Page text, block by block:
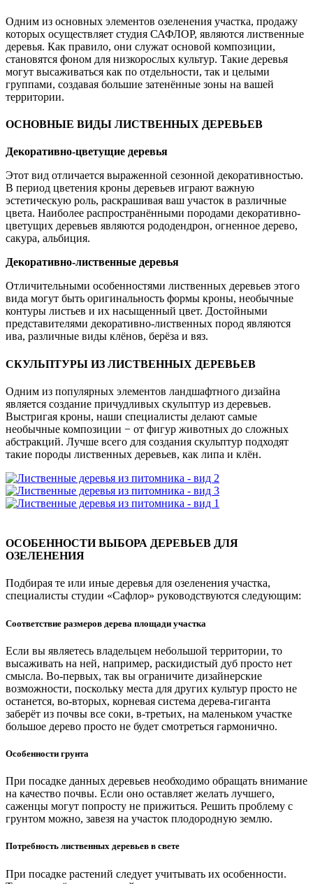
Одним из основных элементов озеленения участка, продажу
которых осуществляет студия САФЛОР, являются лиственные
деревья. Как правило, они служат основой композиции,
становятся фоном для низкорослых культур. Такие деревья
могут высаживаться как по отдельности, так и целыми
группами, создавая большие затенённые зоны на вашей
территории.
ОСНОВНЫЕ ВИДЫ ЛИСТВЕННЫХ ДЕРЕВЬЕВ
Декоративно-цветущие деревья
Этот вид отличается выраженной сезонной декоративностью.
В период цветения кроны деревьев играют важную
эстетическую роль, раскрашивая ваш участок в различные
цвета. Наиболее распространёнными породами декоративно-
цветущих деревьев являются рододендрон, огненное дерево,
сакура, альбиция.
Декоративно-лиственные деревья
Отличительными особенностями лиственных деревьев этого
вида могут быть оригинальность формы кроны, необычные
контуры листьев и их насыщенный цвет. Достойными
представителями декоративно-лиственных пород являются
ива, различные виды клёнов, берёза и вяз.
СКУЛЬПТУРЫ ИЗ ЛИСТВЕННЫХ ДЕРЕВЬЕВ
Одним из популярных элементов ландшафтного дизайна
является создание причудливых скульптур из деревьев.
Выстригая кроны, наши специалисты делают самые
необычные композиции − от фигур животных до сложных
абстракций. Лучше всего для создания скульптур подходят
такие породы лиственных деревьев, как липа и клён.
ОСОБЕННОСТИ ВЫБОРА ДЕРЕВЬЕВ ДЛЯ
ОЗЕЛЕНЕНИЯ
Подбирая те или иные деревья для озеленения участка,
специалисты студии «Сафлор» руководствуются следующим:
Соответствие размеров дерева площади участка
Если вы являетесь владельцем небольшой территории, то
высаживать на ней, например, раскидистый дуб просто нет
смысла. Во-первых, так вы ограничите дизайнерские
возможности, поскольку места для других культур просто не
останется, во-вторых, корневая система дерева-гиганта
заберёт из почвы все соки, в-третьих, на маленьком участке
большое дерево просто не будет смотреться гармонично.
Особенности грунта
При посадке данных деревьев необходимо обращать внимание
на качество почвы. Если оно оставляет желать лучшего,
саженцы могут попросту не прижиться. Решить проблему с
грунтом можно, завезя на участок плодородную землю.
Потребность лиственных деревьев в свете
При посадке растений следует учитывать их особенности.